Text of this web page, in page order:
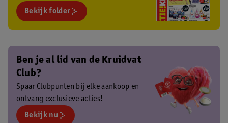
Bekijk folder
Ben je al lid van de Kruidvat
Club?
Spaar Clubpunten bij elke aankoop en
ontvang exclusieve acties!
Bekijk nu